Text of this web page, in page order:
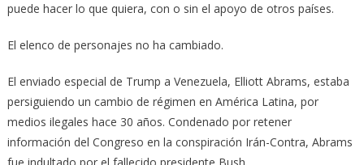
puede hacer lo que quiera, con o sin el apoyo de otros países.
El elenco de personajes no ha cambiado.
El enviado especial de Trump a Venezuela, Elliott Abrams, estaba
persiguiendo un cambio de régimen en América Latina, por
medios ilegales hace 30 años. Condenado por retener
información del Congreso en la conspiración Irán-Contra, Abrams